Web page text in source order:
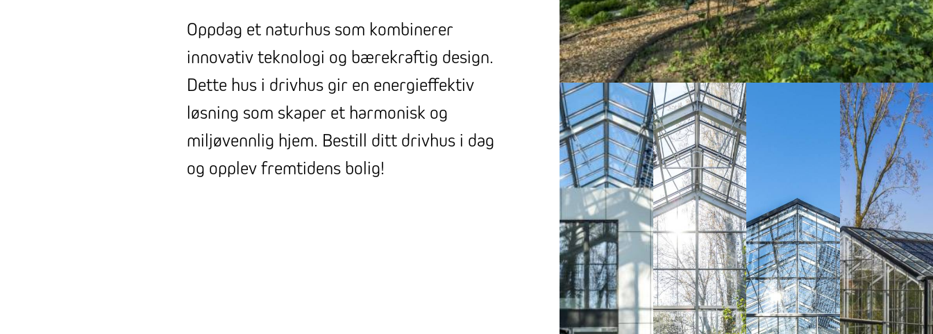
Oppdag et naturhus som kombinerer
innovativ teknologi og bærekraftig design.
Dette hus i drivhus gir en energieffektiv
løsning som skaper et harmonisk og
miljøvennlig hjem. Bestill ditt drivhus i dag
og opplev fremtidens bolig!